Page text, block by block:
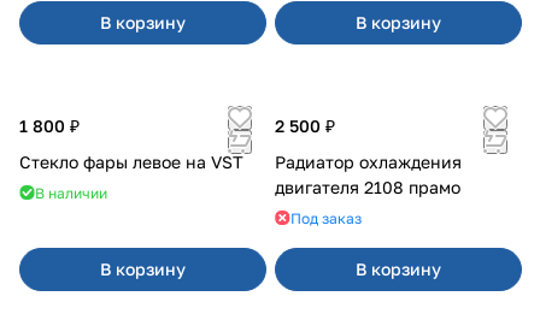
В корзину В корзину
1 800 ₽
Стекло фары левое на VST
В наличии
В корзину
2 500 ₽
Радиатор охлаждения
двигателя 2108 прамо
Под заказ
В корзину